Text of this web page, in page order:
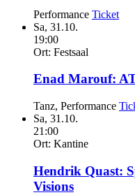
Performance Ticket
Sa, 31.10.
19:00
Ort: Festsaal
Enad Marouf:
Tanz, Performance
Sa, 31.10.
21:00
Ort: Kantine
Hendrik Quast:
Visions